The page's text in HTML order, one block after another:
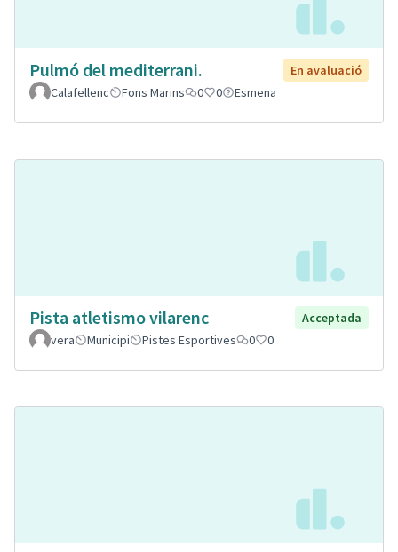
Pulmó del mediterrani.
En avaluació
Calafellenc
Fons Marins 0 0 Esmena
Pista atletismo vilarenc
Acceptada
vera
Municipi Pistes Esportives 0 0